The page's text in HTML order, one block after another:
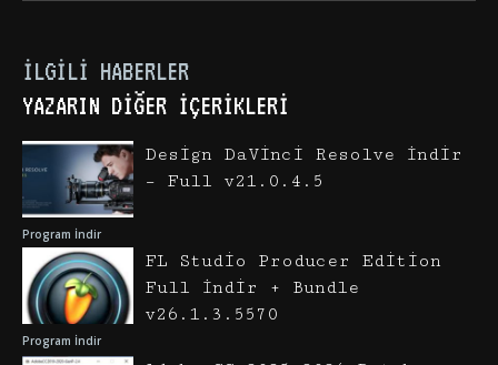
İLGILI HABERLER
YAZARIN DIĞER İÇERIKLERI
Program İndir
Design DaVinci Resolve İndir
– Full v21.0.4.5
Program İndir
FL Studio Producer Edition
Full İndir + Bundle
v26.1.3.5570